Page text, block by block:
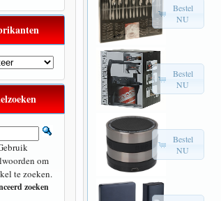
Bestel
NU
Bestel
NU
Bestel
NU
om
te zoeken.
zoeken